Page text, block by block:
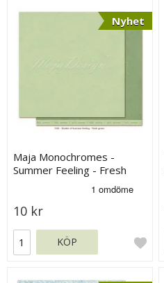
Nyhet
Maja Monochromes -
Summer Feeling - Fresh
10 kr
KÖP